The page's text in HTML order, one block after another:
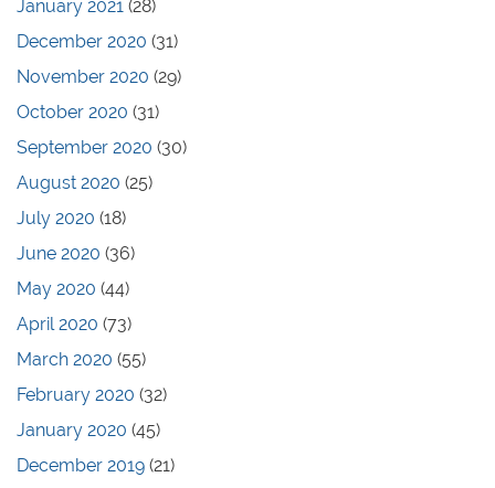
January 2021 (28)
December 2020 (31)
November 2020 (29)
October 2020 (31)
September 2020 (30)
August 2020 (25)
July 2020 (18)
June 2020 (36)
May 2020 (44)
April 2020 (73)
March 2020 (55)
February 2020 (32)
January 2020 (45)
December 2019 (21)